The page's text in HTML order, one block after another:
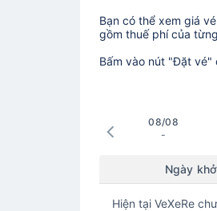
Bạn có thể xem giá
gồm thuế phí của
Bấm vào nút "Đặt vé"
08/08
-
Ngày
Hiện tại VeXeRe